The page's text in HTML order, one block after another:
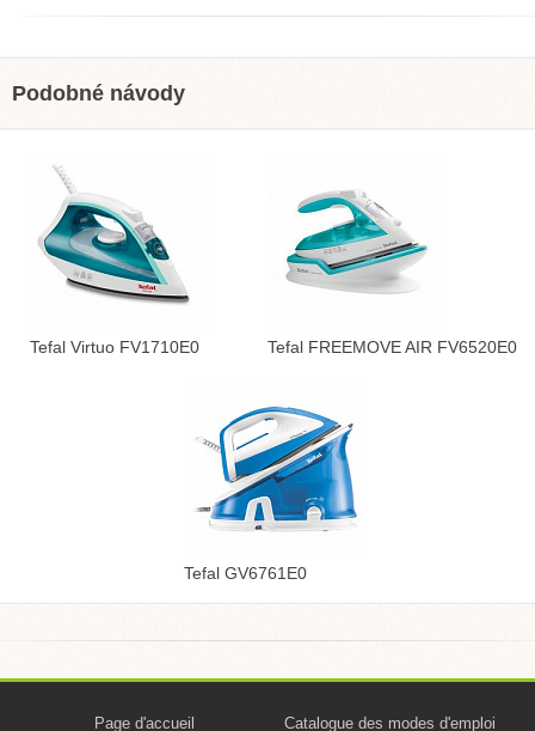
Podobné návody
Tefal Virtuo FV1710E0 Tefal FREEMOVE AIR FV6520E0
Tefal GV6761E0
Page d'accueil Catalogue des modes d'emploi